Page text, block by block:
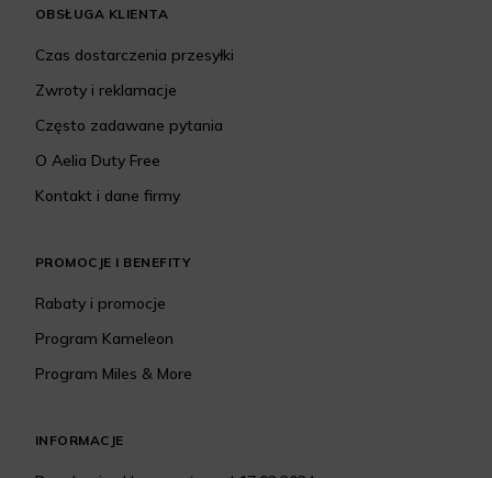
OBSŁUGA KLIENTA
Czas dostarczenia przesyłki
Zwroty i reklamacje
Często zadawane pytania
O Aelia Duty Free
Kontakt i dane firmy
PROMOCJE I BENEFITY
Rabaty i promocje
Program Kameleon
Program Miles & More
INFORMACJE